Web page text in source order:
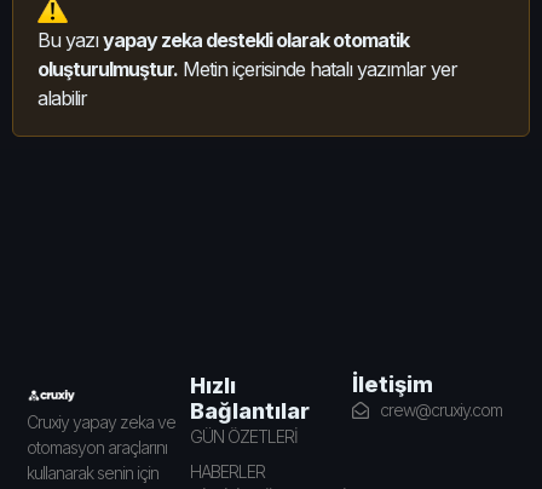
Bu yazıyapay zeka destekli olarak otomatik
oluşturulmuştur. Metin içerisinde hatalı yazımlar yer
alabilir
Cruxiy yapay zeka ve
otomasyon araçlarını
kullanarak senin için
Hızlı
Bağlantılar
GÜN ÖZETLERİ
HABERLER
İletişim
crew@cruxiy.com